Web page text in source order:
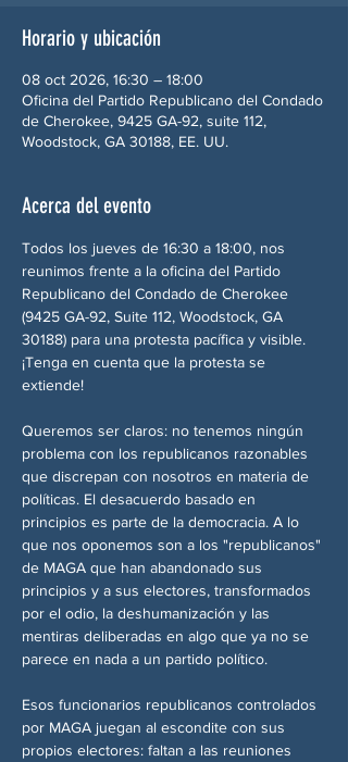
Horario y ubicación
08 oct 2026, 16:30 – 18:00
Oficina del Partido Republicano del Condado
de Cherokee, 9425 GA-92, suite 112,
Woodstock, GA 30188, EE. UU.
Acerca del evento
Todos los jueves de 16:30 a 18:00, nos
reunimos frente a la oficina del Partido
Republicano del Condado de Cherokee
(9425 GA-92, Suite 112, Woodstock, GA
30188) para una protesta pacífica y visible.
¡Tenga en cuenta que la protesta se
extiende!
Queremos ser claros: no tenemos ningún
problema con los republicanos razonables
que discrepan con nosotros en materia de
políticas. El desacuerdo basado en
principios es parte de la democracia. A lo
que nos oponemos son a los "republicanos"
de MAGA que han abandonado sus
principios y a sus electores, transformados
por el odio, la deshumanización y las
mentiras deliberadas en algo que ya no se
parece en nada a un partido político.
Esos funcionarios republicanos controlados
por MAGA juegan al escondite con sus
propios electores: faltan a las reuniones